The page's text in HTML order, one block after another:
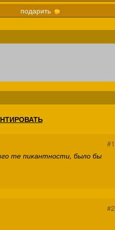
подарить
#1
те пикантности, было бы
#2